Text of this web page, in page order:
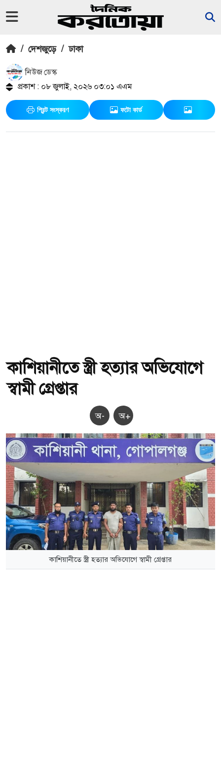
/ দেশজুড়ে / ঢাকা
নিউজ ডেস্ক
প্রকাশ : ০৮ জুলাই, ২০২৬ ০৩:০১ এএম
প্রিন্ট সংস্করণ ফটো কার্ড
কাশিয়ানীতে স্ত্রী হত্যার অভিযোগে
স্বামী গ্রেপ্তার
অ- অ+
কাশিয়ানীতে স্ত্রী হত্যার অভিযোগে স্বামী গ্রেপ্তার